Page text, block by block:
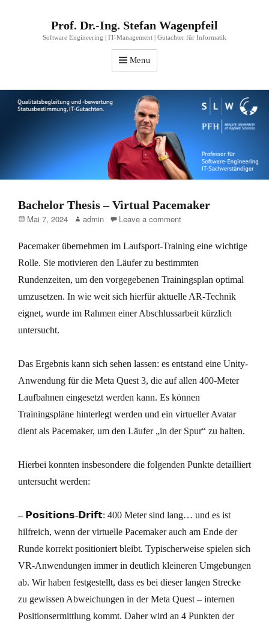
Prof. Dr.-Ing. Stefan Wagenpfeil
Software Engineering | IT-Management | Gutachter für Informatik
Menu
Bachelor Thesis – Virtual Pacemaker
PostedMai 7, 2024 Author
admin Leave a comment
Pacemaker übernehmen im Laufsport-Training eine wichtige
Rolle. Sie motivieren den Läufer zu bestimmten
Rundenzeiten, um den vorgegebenen Trainingsplan optimal
umzusetzen. In wie weit sich hierfür aktuelle AR-Technik
eignet, wurde im Rahmen einer Abschlussarbeit kürzlich
untersucht.
Das Ergebnis kann sich sehen lassen: es entstand eine Unity-
Anwendung für die Meta Quest 3, die auf allen 400-Meter
Laufbahnen eingesetzt werden kann. Es können
Trainingspläne hinterlegt werden und ein virtueller Avatar
dient als Pacemaker, um den Läufer „in der Spur“ zu halten.
Hierbei konnten insbesondere die folgenden Punkte detailliert
untersucht werden:
– 𝗣𝗼𝘀𝗶𝘁𝗶𝗼𝗻𝘀-𝗗𝗿𝗶𝗳𝘁: 400 Meter sind lang… und es ist
hilfreich, wenn der virtuelle Pacemaker auch am Ende der
Runde korrekt positioniert bleibt. Typischerweise spielen sich
VR-Anwendungen immer in deutlich kleineren Umgebungen
ab. Wir haben festgestellt, dass es bei dieser langen Strecke
zu gewissen Abweichungen in der Meta Quest – internen
Positionsermittlung kommt. Daher wird an 4 Punkten der